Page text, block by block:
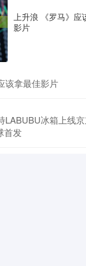
上升浪 《罗马》应
影片
该拿最佳影片
LABUBU冰箱上线
首发